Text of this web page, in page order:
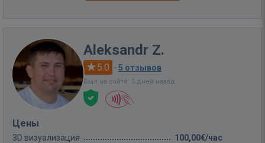
Aleksandr Z.
5.0 · 5 отзывов
Был на сайте: 5 дней назад
Цены
3D визуализация 100,00€/час